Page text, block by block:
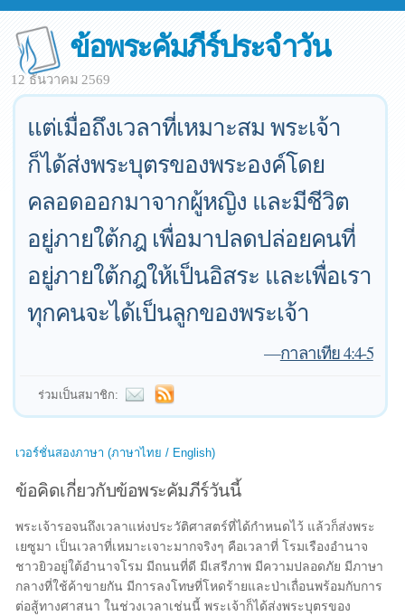
ข้อพระคัมภีร์ประจำวัน
12 ธันวาคม 2569
แต่เมื่อถึงเวลาที่เหมาะสม พระเจ้า
ก็ได้ส่งพระบุตรของพระองค์โดย
คลอดออกมาจากผู้หญิง และมีชีวิต
อยู่ภายใต้กฎ เพื่อมาปลดปล่อยคนที่
อยู่ภายใต้กฎให้เป็นอิสระ และเพื่อเรา
ทุกคนจะได้เป็นลูกของพระเจ้า
—กาลาเทีย 4:4-5
ร่วมเป็นสมาชิก:
เวอร์ชั่นสองภาษา (ภาษาไทย / English)
ข้อคิดเกี่ยวกับข้อพระคัมภีร์วันนี้
พระเจ้ารอจนถึงเวลาแห่งประวัติศาสตร์ที่ได้กำหนดไว้ แล้วก็ส่งพระ
เยซูมา เป็นเวลาที่เหมาะเจาะมากจริงๆ คือเวลาที่ โรมเรืองอำนาจ
ชาวยิวอยู่ใต้อำนาจโรม มีถนนที่ดี มีเสรีภาพ มีความปลอดภัย มีภาษา
กลางที่ใช้ค้าขายกัน มีการลงโทษที่โหดร้ายและป่าเถื่อนพร้อมกับการ
ต่อสู้ทางศาสนา ในช่วงเวลาเช่นนี้ พระเจ้าก็ได้ส่งพระบุตรของ